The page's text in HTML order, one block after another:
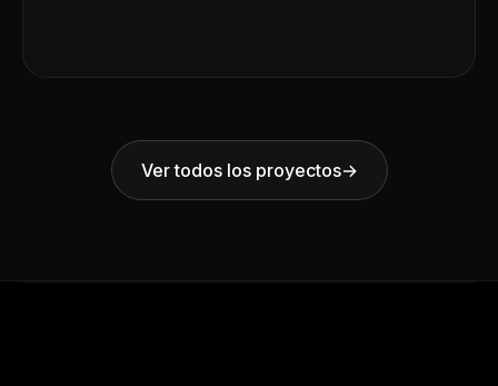
Ver todos los proyectos→